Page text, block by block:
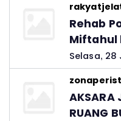
Rehab
Miftahul
Hutang
Kadis
Jawab
Selasa, 28
AKSARA
RUANG